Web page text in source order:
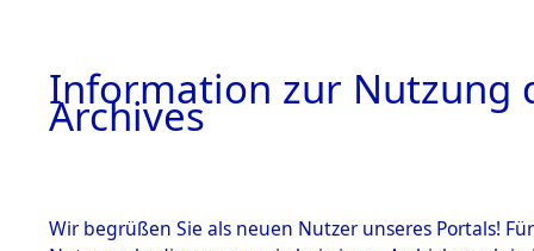
Information zur Nutzung
Archives
Wir begrüßen Sie als neuen Nutzer unseres Portals!